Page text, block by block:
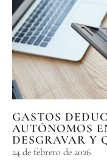
GASTOS
AUTÓNOMOS
DESGRAVAR Y
24 de febrero de 2026